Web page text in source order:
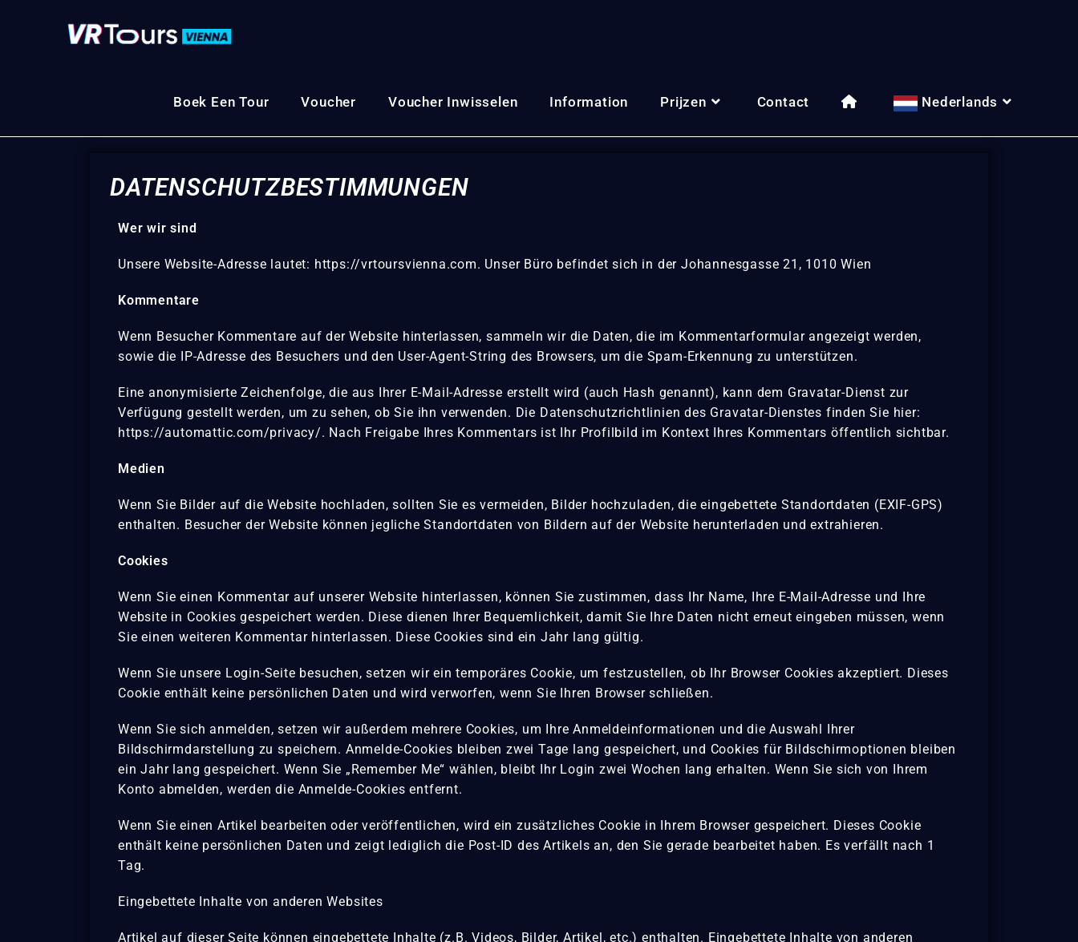
Boek Een Tour Voucher Voucher Inwisselen Information Prijzen Contact Nederlands
DATENSCHUTZBESTIMMUNGEN
Wer wir sind
Unsere Website-Adresse lautet: https://vrtoursvienna.com. Unser Büro befindet sich in der Johannesgasse 21, 1010 Wien
Kommentare
Wenn Besucher Kommentare auf der Website hinterlassen, sammeln wir die Daten, die im Kommentarformular angezeigt werden,
sowie die IP-Adresse des Besuchers und den User-Agent-String des Browsers, um die Spam-Erkennung zu unterstützen.
Eine anonymisierte Zeichenfolge, die aus Ihrer E-Mail-Adresse erstellt wird (auch Hash genannt), kann dem Gravatar-Dienst zur
Verfügung gestellt werden, um zu sehen, ob Sie ihn verwenden. Die Datenschutzrichtlinien des Gravatar-Dienstes finden Sie hier:
https://automattic.com/privacy/. Nach Freigabe Ihres Kommentars ist Ihr Profilbild im Kontext Ihres Kommentars öffentlich sichtbar.
Medien
Wenn Sie Bilder auf die Website hochladen, sollten Sie es vermeiden, Bilder hochzuladen, die eingebettete Standortdaten (EXIF-GPS)
enthalten. Besucher der Website können jegliche Standortdaten von Bildern auf der Website herunterladen und extrahieren.
Cookies
Wenn Sie einen Kommentar auf unserer Website hinterlassen, können Sie zustimmen, dass Ihr Name, Ihre E-Mail-Adresse und Ihre
Website in Cookies gespeichert werden. Diese dienen Ihrer Bequemlichkeit, damit Sie Ihre Daten nicht erneut eingeben müssen, wenn
Sie einen weiteren Kommentar hinterlassen. Diese Cookies sind ein Jahr lang gültig.
Wenn Sie unsere Login-Seite besuchen, setzen wir ein temporäres Cookie, um festzustellen, ob Ihr Browser Cookies akzeptiert. Dieses
Cookie enthält keine persönlichen Daten und wird verworfen, wenn Sie Ihren Browser schließen.
Wenn Sie sich anmelden, setzen wir außerdem mehrere Cookies, um Ihre Anmeldeinformationen und die Auswahl Ihrer
Bildschirmdarstellung zu speichern. Anmelde-Cookies bleiben zwei Tage lang gespeichert, und Cookies für Bildschirmoptionen bleiben
ein Jahr lang gespeichert. Wenn Sie „Remember Me“ wählen, bleibt Ihr Login zwei Wochen lang erhalten. Wenn Sie sich von Ihrem
Konto abmelden, werden die Anmelde-Cookies entfernt.
Wenn Sie einen Artikel bearbeiten oder veröffentlichen, wird ein zusätzliches Cookie in Ihrem Browser gespeichert. Dieses Cookie
enthält keine persönlichen Daten und zeigt lediglich die Post-ID des Artikels an, den Sie gerade bearbeitet haben. Es verfällt nach 1
Tag.
Eingebettete Inhalte von anderen Websites
Artikel auf dieser Seite können eingebettete Inhalte (z.B. Videos, Bilder, Artikel, etc.) enthalten. Eingebettete Inhalte von anderen